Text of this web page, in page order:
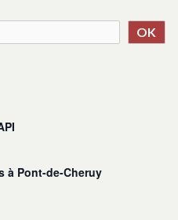
OK
à Pont-de-Cheruy